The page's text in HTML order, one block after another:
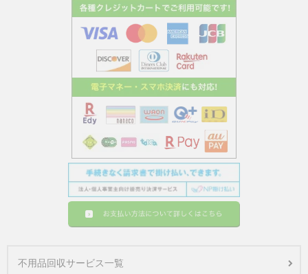
不用品回収サービス一覧